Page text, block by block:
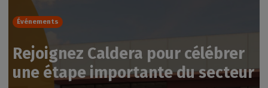
Événements
Rejoignez Caldera pour célébrer
une étape importante du secteur